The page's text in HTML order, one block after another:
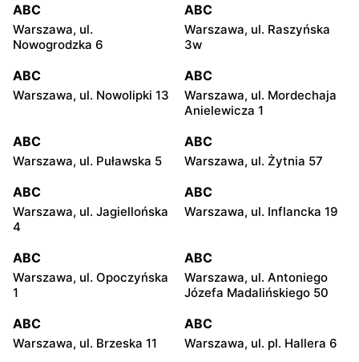
ABC
Warszawa, ul.
Nowogrodzka 6
ABC
Warszawa, ul. Raszyńska
3w
ABC
Warszawa, ul. Nowolipki 13
ABC
Warszawa, ul. Mordechaja
Anielewicza 1
ABC
Warszawa, ul. Puławska 5
ABC
Warszawa, ul. Żytnia 57
ABC
Warszawa, ul. Jagiellońska
4
ABC
Warszawa, ul. Inflancka 19
ABC
Warszawa, ul. Opoczyńska
1
ABC
Warszawa, ul. Antoniego
Józefa Madalińskiego 50
ABC
Warszawa, ul. Brzeska 11
ABC
Warszawa, ul. pl. Hallera 6